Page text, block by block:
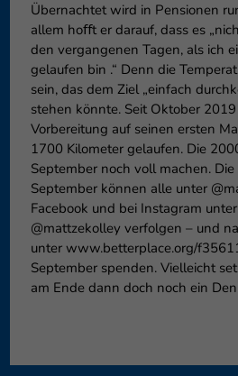
Übernachtet wird in Pensionen
allem hoﬀt er darauf, dass es
den vergangenen Tagen, als ich
gelaufen bin .“ Denn die
sein, das dem Ziel „einfach
stehen könnte. Seit Oktober
Vorbereitung auf seinen ersten
1700 Kilometer gelaufen. Die
September noch voll machen. Die
September können alle unter
Facebook und bei Instagram unter
@mattzekolley verfolgen – und
unter www.betterplace.org/
September spenden. Vielleicht
am Ende dann doch noch ein